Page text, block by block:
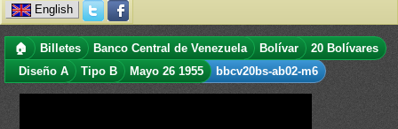
English
🏠 Billetes Banco Central de Venezuela Bolívar
20 Bolívares
Diseño A
Tipo B Mayo 26 1955 bbcv20bs-ab02-m6